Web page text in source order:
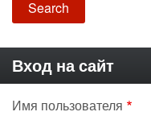
Вход на сайт
Имя пользователя